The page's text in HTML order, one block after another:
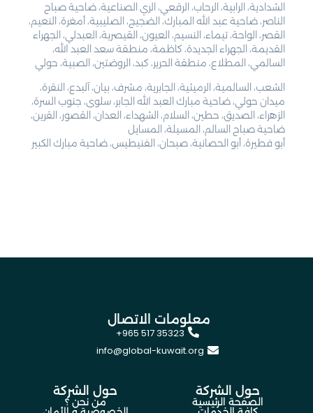
الشدادية، الرابية، الرحاب، الرقعي، الري الصناعية، ضاحية صباح
الناصر، ضاحية عبد الله المبارك، الضجيج، الصليبية، أمغرة، النعيم،
القصر، الواحة، تيماء، النسيم، العيون، القيصرية، العبدلي، الجهراء
القديمة، الجهراء الجديدة، كاظمة، منطقة سعد العبد الله،
السالمي، المطلاع، منطقة الحرير، كبد، الروضتين، الصبية، حولي
الشعب، السالمية، الرميثية، الجابرية، مشرف، بيان، آلبدع، النقرة،
ميدان حولي، ضاحية مبارك العبد الله الجابر، سلوى، جنوب السرة،
الزهراء، الصديق، حطين، السلام، الشهداء، العدان، القصور، القرين،
ضاحية صباح السالم، المسيلة، المسايل
أبو فطيرة، أبو الحصانية، صبحان، الفنيطيس، ضاحية مبارك الكبير
معلومات الاتصال
+965 517 35323
info@global-kuwait.org
حول الشركة
الصفحة الرئيسية
حول الشركة
من نحن ؟